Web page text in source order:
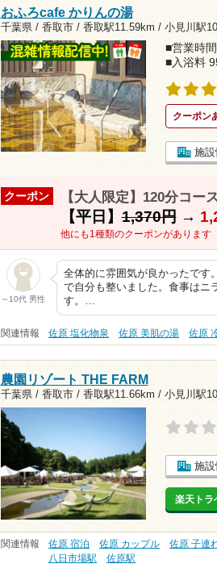
おふろcafe かりんの湯
千葉県 / 香取市 / 香取駅11.59km / 小見川駅
■営業時
■入浴料
クーポン
施
クーポン 【大人限定】120分コ
【平日】1,370円→
他にも1種類のクーポンがあります
～10代 男性
全体的に雰囲気が良かったです
で自分も整いました。食事はニ
す。…
関連情報 佐原 塩化物泉 佐原 美肌の湯 佐原
農園リゾート THE FARM
千葉県 / 香取市 / 香取駅11.66km / 小見川駅
施
楽天トラ
関連情報 佐原 宿泊 佐原 カップル 佐原 子連
八日市場駅
佐原駅